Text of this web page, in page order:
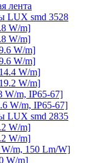
лента
LUX smd 3528
W/m]
W/m]
W/m]
W/m]
W/m]
W/m]
W/m, IP65-67]
W/m, IP65-67]
LUX smd 2835
W/m]
W/m]
m, 150 Lm/W]
W/m]